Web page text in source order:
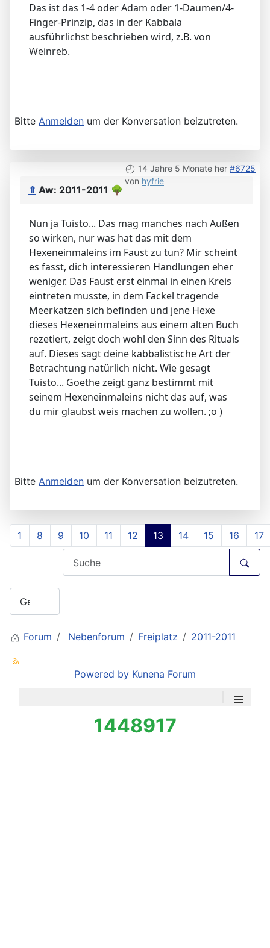
Das ist das 1-4 oder Adam oder 1-Daumen/4-
Finger-Prinzip, das in der Kabbala
ausführlichst beschrieben wird, z.B. von
Weinreb.
Bitte Anmelden um der Konversation beizutreten.
14 Jahre 5 Monate her #6725
von hyfrie
⇑ Aw: 2011-2011 🌳
Nun ja Tuisto... Das mag manches nach Außen
so wirken, nur was hat das mit dem
Hexeneinmaleins im Faust zu tun? Mir scheint
es fasst, dich interessieren Handlungen eher
weniger. Das Faust erst einmal in einen Kreis
eintreten musste, in dem Fackel tragende
Meerkatzen sich befinden und jene Hexe
dieses Hexeneinmaleins aus einem alten Buch
rezetiert, zeigt doch wohl den Sinn des Rituals
auf. Dieses sagt deine kabbalistische Art der
Betrachtung natürlich nicht. Wie gesagt
Tuisto... Goethe zeigt ganz bestimmt mit
seinem Hexeneinmaleins nicht das auf, was
du mir glaubst weis machen zu wollen. ;o )
Bitte Anmelden um der Konversation beizutreten.
1 8 9 10 11 12 13 14 15 16 17
Forum Nebenforum Freiplatz 2011-2011
Powered by Kunena Forum
≡
1448917